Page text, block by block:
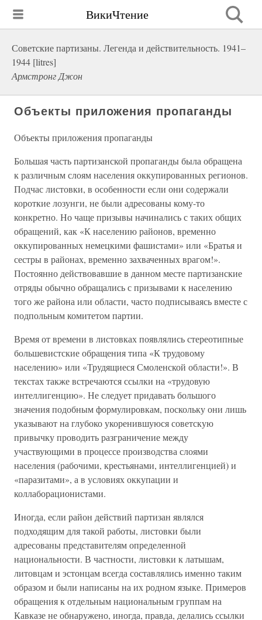
ВикиЧтение
Советские партизаны. Легенда и действительность. 1941–
1944 [litres]
Армстронг Джон
Объекты приложения пропаганды
Объекты приложения пропаганды
Большая часть партизанской пропаганды была обращена
к различным слоям населения оккупированных регионов.
Подчас листовки, в особенности если они содержали
короткие лозунги, не были адресованы кому-то
конкретно. Но чаще призывы начинались с таких общих
обращений, как «К населению районов, временно
оккупированных немецкими фашистами» или «Братья и
сестры в районах, временно захваченных врагом!».
Постоянно действовавшие в данном месте партизанские
отряды обычно обращались с призывами к населению
того же района или области, часто подписываясь вместе с
подпольным комитетом партии.
Время от времени в листовках появлялись стереотипные
большевистские обращения типа «К трудовому
населению» или «Трудящиеся Смоленской области!». В
текстах также встречаются ссылки на «трудовую
интеллигенцию». Не следует придавать большого
значения подобным формулировкам, поскольку они лишь
указывают на глубоко укоренившуюся советскую
привычку проводить разграничение между
участвующими в процессе производства слоями
населения (рабочими, крестьянами, интеллигенцией) и
«паразитами», а в условиях оккупации и
коллаборационистами.
Иногда, если район действий партизан являлся
подходящим для такой работы, листовки были
адресованы представителям определенной
национальности. В частности, листовки к латышам,
литовцам и эстонцам всегда составлялись именно таким
образом и были написаны на их родном языке. Примеров
обращения к отдельным национальным группам на
Кавказе не обнаружено, иногда, правда, делались ссылки